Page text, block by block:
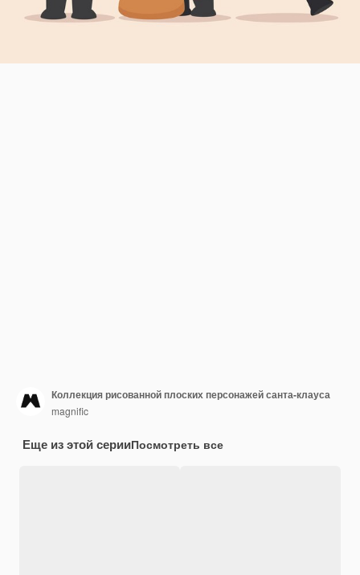
Коллекция рисованной плоских персонажей санта-клауса
magnific
Еще из этой серииПосмотреть все